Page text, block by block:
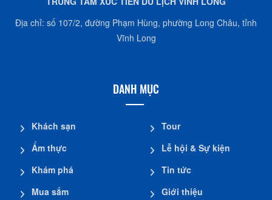
TRUNG TÂM XÚC TIẾN DU LỊCH VĨNH LONG
Địa chỉ: số 107/2, đường Phạm Hùng, phường Long Châu, tỉnh
DANH MỤC
Khách sạn
Ẩm thực
Khám phá
Tour
Lễ hội & Sự kiện
Tin tức